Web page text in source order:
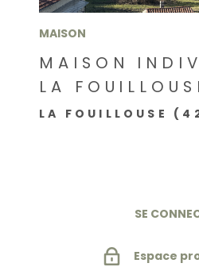
MAISON
MAISON
LA
LA FOUILLOUSE
SE
Espace